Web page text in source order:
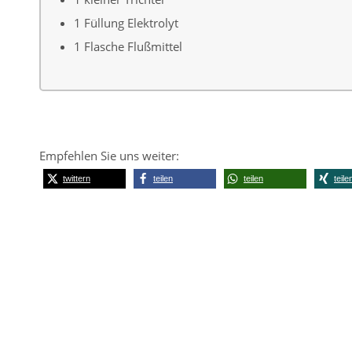
1 Füllung Elektrolyt
1 Flasche Flußmittel
Empfehlen Sie uns weiter:
twittern teilen teilen